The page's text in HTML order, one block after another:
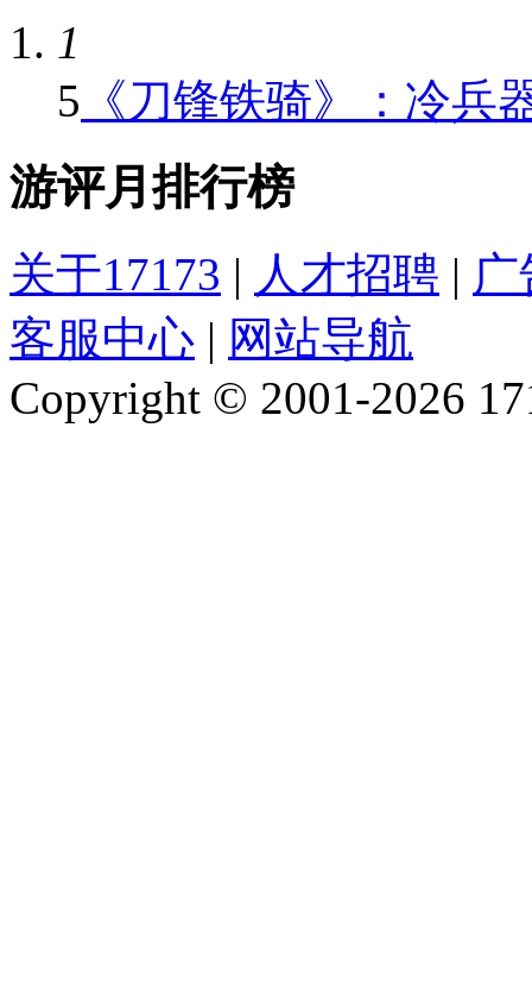
1
5 《刀锋铁骑》：冷兵
游评月排行榜
关于17173 | 人才招聘 |
客服中心 | 网站导航
Copyright © 2001-2026